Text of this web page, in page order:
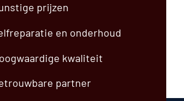
prijzen
en onderhoud
kwaliteit
partner